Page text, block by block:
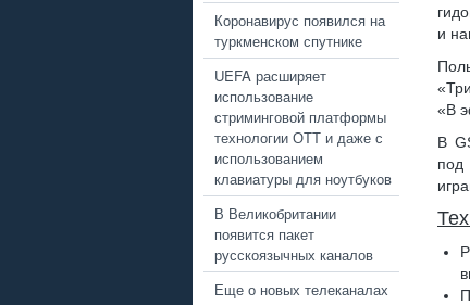
Коронавирус появился на
туркменском спутнике
UEFA расширяет
использование
стриминговой платформы
технологии ОТТ и даже с
использованием
клавиатуры для ноутбуков
В Великобритании
появится пакет
русскоязычных каналов
Еще о новых телеканалах
и
«В
В
под